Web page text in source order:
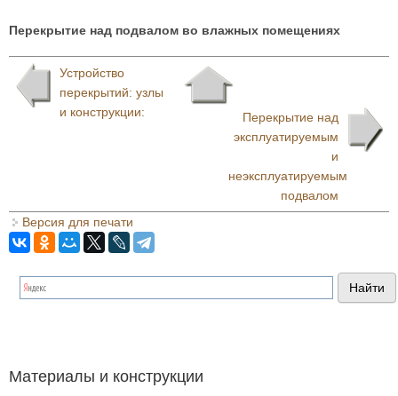
Перекрытие над подвалом во влажных помещениях
Устройство
перекрытий: узлы
и конструкции:
Перекрытие над
эксплуатируемым
и
неэксплуатируемым
подвалом
Версия для печати
Материалы и конструкции